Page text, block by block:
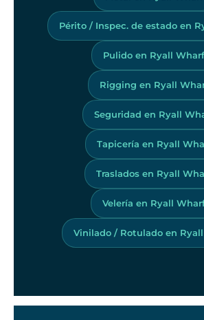
Périto / Inspec. de estado en
Pulido en Ryall Wharf
Rigging en Ryall
Seguridad en Ryall
Tapicería en Ryall
Traslados en Ryall
Velería en Ryall
Vinilado / Rotulado en